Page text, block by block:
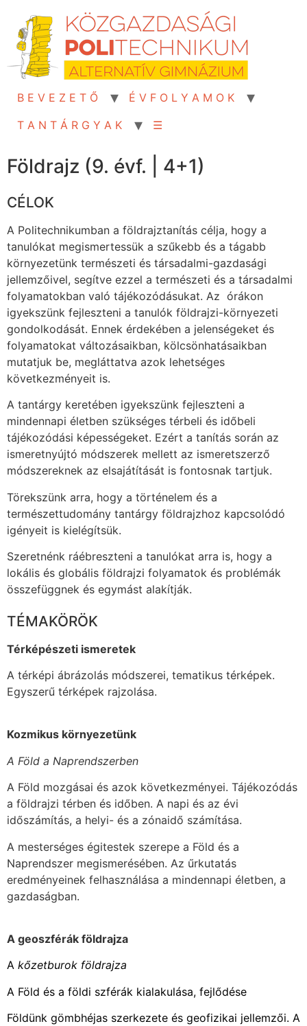
content
B E V E Z E T Ő
É V F O L Y A M O K
T A N T Á R G Y A K
☰
Földrajz (9. évf. | 4+1)
CÉLOK
A Politechnikumban a földrajztanítás célja, hogy a
tanulókat megismertessük a szűkebb és a tágabb
környezetünk természeti és társadalmi-gazdasági
jellemzőivel, segítve ezzel a természeti és a társadalmi
folyamatokban való tájékozódásukat. Az órákon
igyekszünk fejleszteni a tanulók földrajzi-környezeti
gondolkodását. Ennek érdekében a jelenségeket és
folyamatokat változásaikban, kölcsönhatásaikban
mutatjuk be, megláttatva azok lehetséges
következményeit is.
A tantárgy keretében igyekszünk fejleszteni a
mindennapi életben szükséges térbeli és időbeli
tájékozódási képességeket. Ezért a tanítás során az
ismeretnyújtó módszerek mellett az ismeretszerző
módszereknek az elsajátítását is fontosnak tartjuk.
Törekszünk arra, hogy a történelem és a
természettudomány tantárgy földrajzhoz kapcsolódó
igényeit is kielégítsük.
Szeretnénk ráébreszteni a tanulókat arra is, hogy a
lokális és globális földrajzi folyamatok és problémák
összefüggnek és egymást alakítják.
TÉMAKÖRÖK
Térképészeti ismeretek
A térképi ábrázolás módszerei, tematikus térképek.
Egyszerű térképek rajzolása.
Kozmikus környezetünk
A Föld a Naprendszerben
A Föld mozgásai és azok következményei. Tájékozódás
a földrajzi térben és időben. A napi és az évi
időszámítás, a helyi- és a zónaidő számítása.
A mesterséges égitestek szerepe a Föld és a
Naprendszer megismerésében. Az űrkutatás
eredményeinek felhasználása a mindennapi életben, a
gazdaságban.
A geoszférák földrajza
A kőzetburok földrajza
A Föld és a földi szférák kialakulása, fejlődése
Földünk gömbhéjas szerkezete és geofizikai jellemzői. A